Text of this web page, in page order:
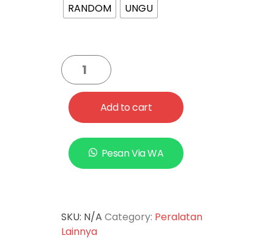
RANDOM
UNGU
Add to cart
Pesan Via WA
SKU: N/A Category: Peralatan
Lainnya